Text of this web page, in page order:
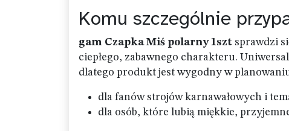
Komu szczególnie
gam Czapka Miś polarny 1szt sprawdzi
ciepłego, zabawnego charakteru.
dlatego produkt jest wygodny w
dla fanów strojów karnawałowych i
dla osób, które lubią miękkie,